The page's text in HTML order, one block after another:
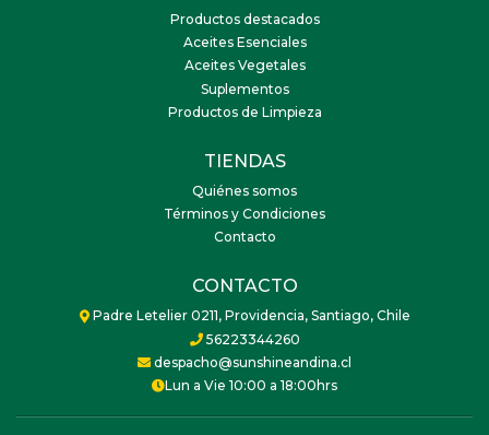
Productos destacados
Aceites Esenciales
Aceites Vegetales
Suplementos
Productos de Limpieza
TIENDAS
Quiénes somos
Términos y Condiciones
Contacto
CONTACTO
Padre Letelier 0211, Providencia, Santiago, Chile
56223344260
despacho@sunshineandina.cl
Lun a Vie 10:00 a 18:00hrs